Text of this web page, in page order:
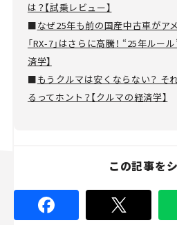
は？【試乗レビュー】
■なぜ25年も前の国産中古車がアメ
「RX-7」はさらに高騰！ “25年ルー
済学】
■もうクルマは安くならない？ そ
るってホント？【クルマの経済学】
この記事を